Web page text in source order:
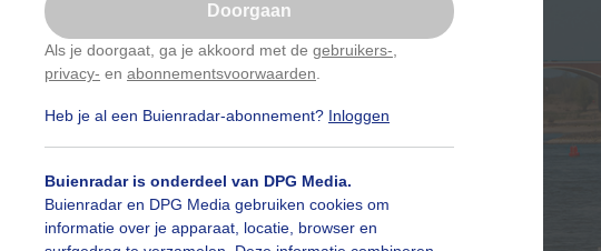
Doorgaan
Als je doorgaat, ga je akkoord met de gebruikers-
privacy- en abonnementsvoorwaarden
Heb je al een Buienradar-abonnement? Inloggen
Buienradar is onderdeel van DPG Media.
Buienradar en DPG Media gebruiken cookies om
informatie over je apparaat, locatie, browser en
Nu niet, misschien later
Gebruik je Safari en wil je niet elke dag deze pop-up
Klikhierom dit aan te passen